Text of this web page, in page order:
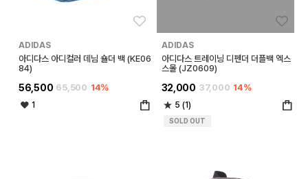
ADIDAS
아디다스 아디컬러 데님 숄더 백 (KE06
84)
56,500 65,500 14%
1
ADIDAS
아디다스 트레이닝 디펜더 더플백 엑스
스몰 (JZ0609)
32,000 37,000 14%
5 (1)
SOLD OUT